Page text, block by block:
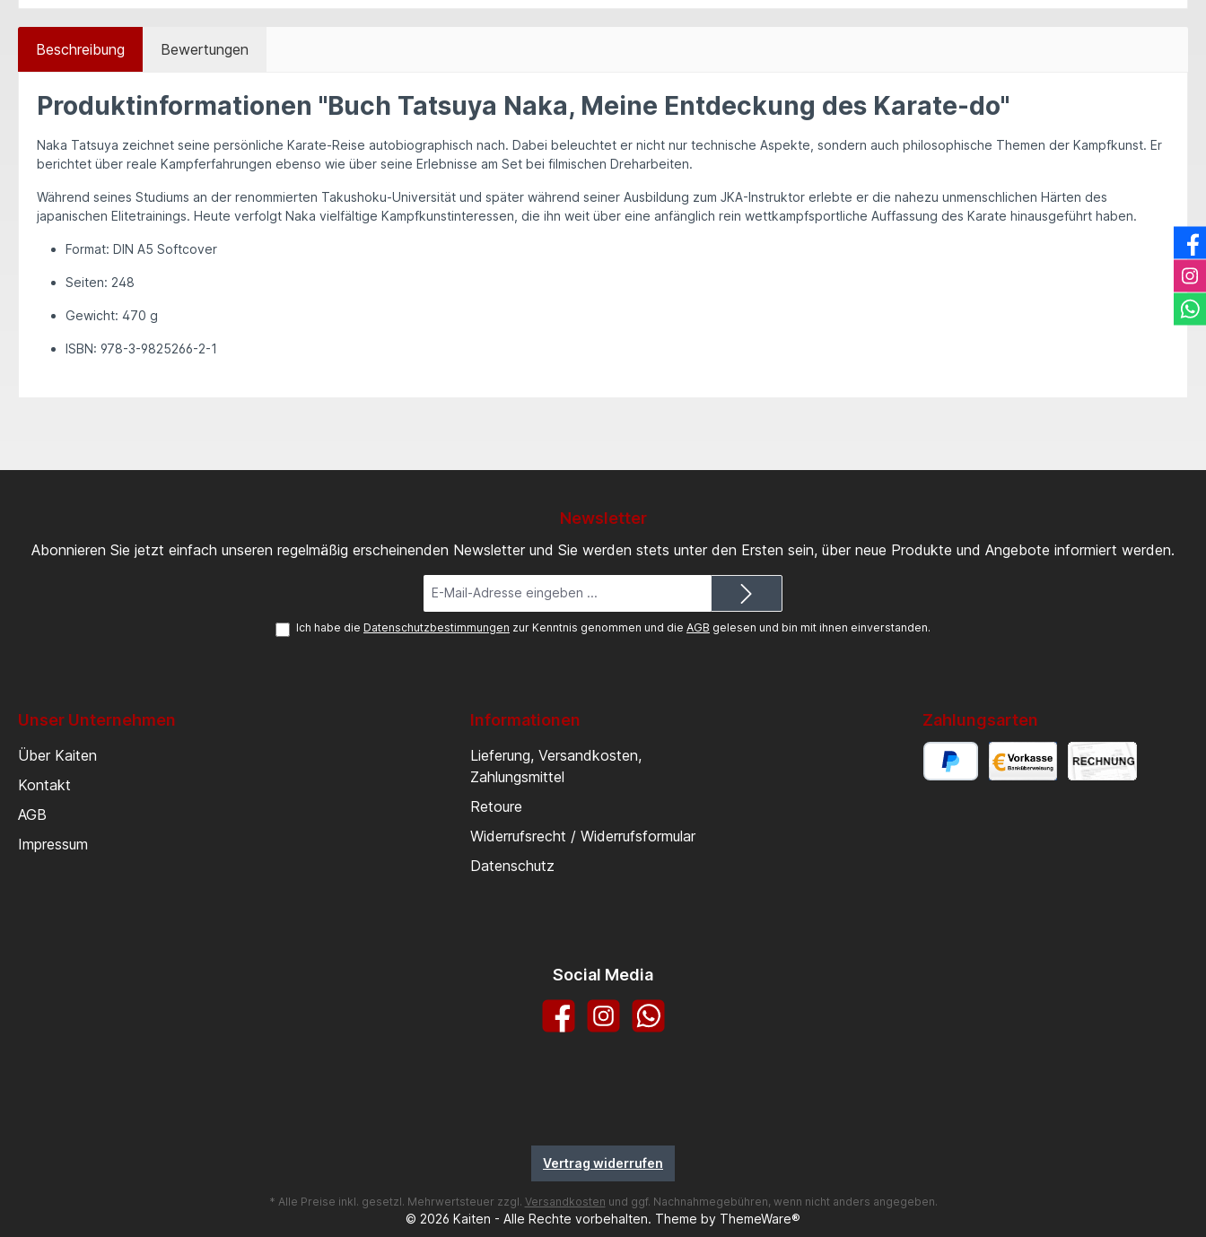
Beschreibung Bewertungen
Produktinformationen "Buch Tatsuya Naka, Meine Entdeckung des Karate-do"
Naka Tatsuya zeichnet seine persönliche Karate-Reise autobiographisch nach. Dabei beleuchtet er nicht nur technische Aspekte, sondern auch philosophische Themen der Kampfkunst. Er
berichtet über reale Kampferfahrungen ebenso wie über seine Erlebnisse am Set bei filmischen Dreharbeiten.
Während seines Studiums an der renommierten Takushoku-Universität und später während seiner Ausbildung zum JKA-Instruktor erlebte er die nahezu unmenschlichen Härten des
japanischen Elitetrainings. Heute verfolgt Naka vielfältige Kampfkunstinteressen, die ihn weit über eine anfänglich rein wettkampfsportliche Auffassung des Karate hinausgeführt haben.
Format: DIN A5 Softcover
Seiten: 248
Gewicht: 470 g
ISBN: 978-3-9825266-2-1
Newsletter
Abonnieren Sie jetzt einfach unseren regelmäßig erscheinenden Newsletter und Sie werden stets unter den Ersten sein, über neue Produkte und Angebote informiert werden.
Mail-
Adresse*
Ich habe die Datenschutzbestimmungen zur Kenntnis genommen und die AGB gelesen und bin mit ihnen einverstanden.
Unser Unternehmen
Über Kaiten
Kontakt
AGB
Impressum
Informationen
Lieferung, Versandkosten,
Zahlungsmittel
Retoure
Widerrufsrecht / Widerrufsformular
Datenschutz
Zahlungsarten
Social Media
FacebookInstagramWhatsApp
Vertrag widerrufen
* Alle Preise inkl. gesetzl. Mehrwertsteuer zzgl. Versandkosten und ggf. Nachnahmegebühren, wenn nicht anders angegeben.
© 2026 Kaiten - Alle Rechte vorbehalten. Theme by ThemeWare®